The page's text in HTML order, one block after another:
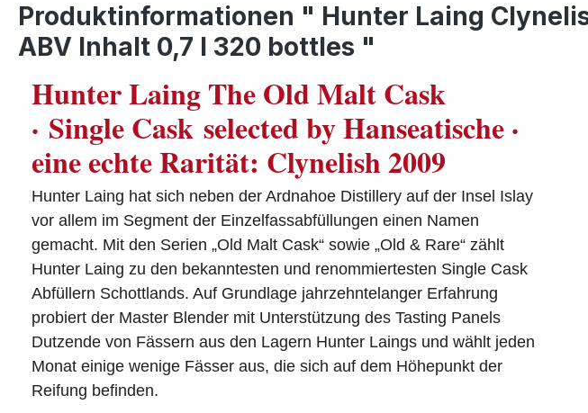
Produktinformationen " Hunter Laing
ABV Inhalt 0,7 l 320 bottles "
Hunter Laing The Old Malt Cask
· Single Cask selected by Hanseatische ·
eine echte Rarität: Clynelish 2009
Hunter Laing hat sich neben der Ardnahoe Distillery auf der Insel Islay
vor allem im Segment der Einzelfassabfüllungen einen Namen
gemacht. Mit den Serien „Old Malt Cask“ sowie „Old & Rare“ zählt
Hunter Laing zu den bekanntesten und renommiertesten Single Cask
Abfüllern Schottlands. Auf Grundlage jahrzehntelanger Erfahrung
probiert der Master Blender mit Unterstützung des Tasting Panels
Dutzende von Fässern aus den Lagern Hunter Laings und wählt jeden
Monat einige wenige Fässer aus, die sich auf dem Höhepunkt der
Reifung befinden.